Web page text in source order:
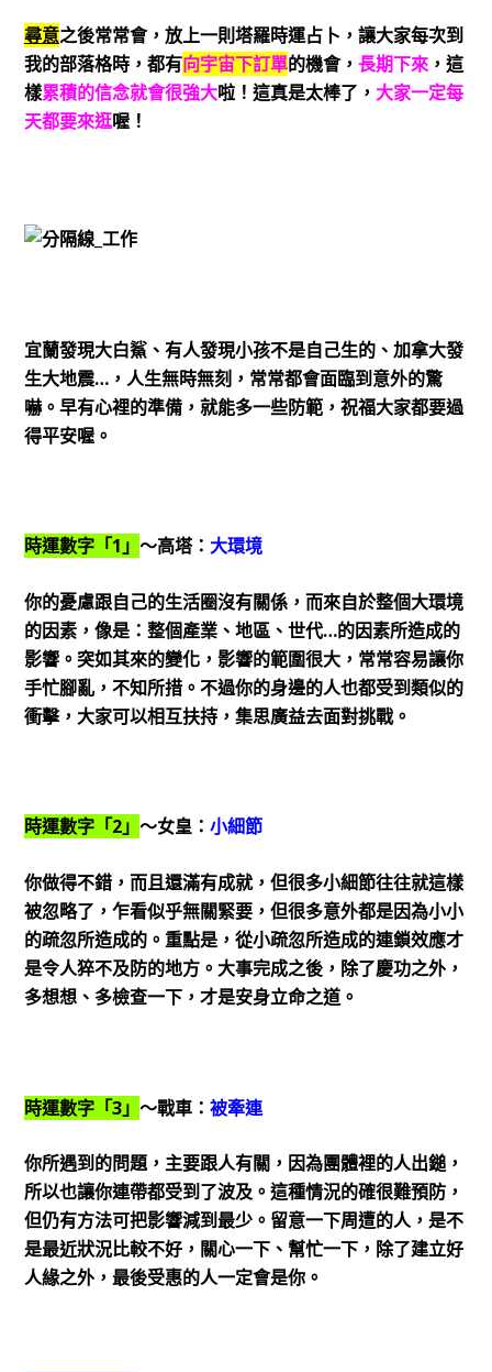
尋意之後常常會，放上一則塔羅時運占卜，讓大家每次到
我的部落格時，都有向宇宙下訂單的機會， 長期下來，這
樣累積的信念就會很強大啦！這真是太棒了， 大家一定每
天都要來逛喔！
宜蘭發現大白鯊、有人發現小孩不是自己生的、加拿大發
生大地震…，人生無時無刻，常常都會面臨到意外的驚
嚇。早有心裡的準備，就能多一些防範，祝福大家都要過
得平安喔。
時運數字「1」 ～高塔： 大環境
你的憂慮跟自己的生活圈沒有關係，而來自於整個大環境
的因素，像是：整個產業、地區、世代…的因素所造成的
影響。突如其來的變化，影響的範圍很大，常常容易讓你
手忙腳亂，不知所措。不過你的身邊的人也都受到類似的
衝擊，大家可以相互扶持，集思廣益去面對挑戰。
時運數字「2」 ～女皇： 小細節
你做得不錯，而且還滿有成就，但很多小細節往往就這樣
被忽略了，乍看似乎無關緊要，但很多意外都是因為小小
的疏忽所造成的。重點是，從小疏忽所造成的連鎖效應才
是令人猝不及防的地方。大事完成之後，除了慶功之外，
多想想、多檢查一下，才是安身立命之道。
時運數字「3」 ～戰車： 被牽連
你所遇到的問題，主要跟人有關，因為團體裡的人出鎚，
所以也讓你連帶都受到了波及。這種情況的確很難預防，
但仍有方法可把影響減到最少。留意一下周遭的人，是不
是最近狀況比較不好，關心一下、幫忙一下，除了建立好
人緣之外，最後受惠的人一定會是你。